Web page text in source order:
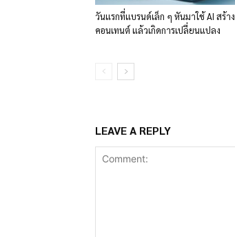
วันแรกที่แบรนด์เล็ก ๆ หันมาใช้ AI สร้าง
คอนเทนต์ แล้วเกิดการเปลี่ยนแปลง
LEAVE A REPLY